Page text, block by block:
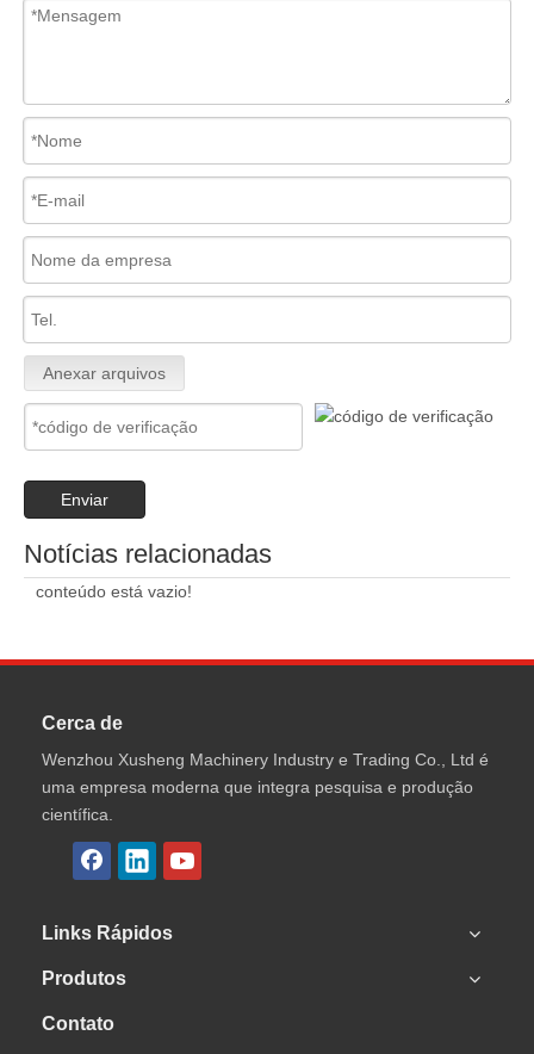
Anexar arquivos
Enviar
Notícias relacionadas
conteúdo está vazio!
Cerca de
Wenzhou Xusheng Machinery Industry e Trading Co., Ltd é
uma empresa moderna que integra pesquisa e produção
científica.
Links Rápidos
Produtos
Contato